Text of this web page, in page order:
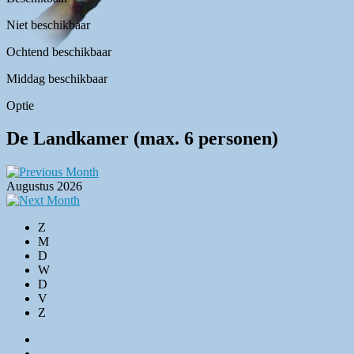
Niet beschikbaar
Ochtend beschikbaar
Middag beschikbaar
Optie
De Landkamer (max. 6 personen)
Augustus 2026
Z
M
D
W
D
V
Z